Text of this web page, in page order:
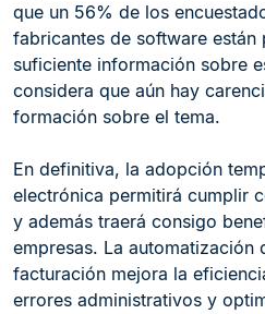
que un 56% de los
fabricantes de software están
suficiente información sobre
considera que aún hay
formación sobre el tema.
En definitiva, la adopción
electrónica permitirá cumplir
y además traerá consigo
empresas. La automatización
facturación mejora la
errores administrativos y